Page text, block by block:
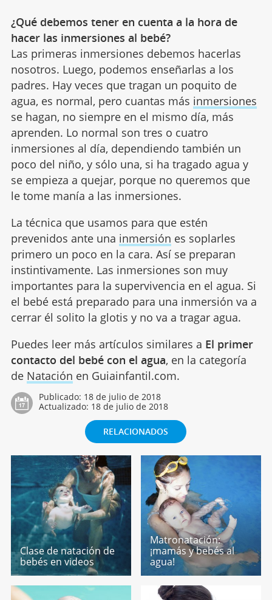
¿Qué debemos tener en cuenta a la hora de
hacer las inmersiones al bebé?
Las primeras inmersiones debemos hacerlas
nosotros. Luego, podemos enseñarlas a los
padres. Hay veces que tragan un poquito de
agua, es normal, pero cuantas más inmersiones
se hagan, no siempre en el mismo día, más
aprenden. Lo normal son tres o cuatro
inmersiones al día, dependiendo también un
poco del niño, y sólo una, si ha tragado agua y
se empieza a quejar, porque no queremos que
le tome manía a las inmersiones.
La técnica que usamos para que estén
prevenidos ante una inmersión es soplarles
primero un poco en la cara. Así se preparan
instintivamente. Las inmersiones son muy
importantes para la supervivencia en el agua. Si
el bebé está preparado para una inmersión va a
cerrar él solito la glotis y no va a tragar agua.
Puedes leer más artículos similares a El primer
contacto del bebé con el agua, en la categoría
de Natación en Guiainfantil.com.
Publicado: 18 de julio de 2018
Actualizado: 18 de julio de 2018
RELACIONADOS
Clase de natación de
bebés en videos
Matronatación:
¡mamás y bebés al
agua!